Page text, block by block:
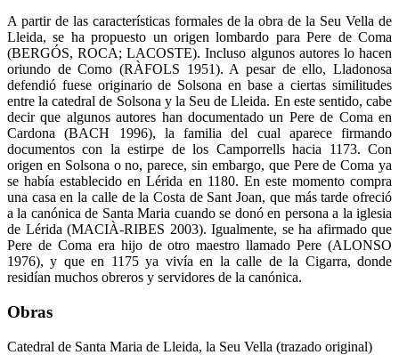
A partir de las características formales de la obra de la Seu Vella de
Lleida, se ha propuesto un origen lombardo para Pere de Coma
(BERGÓS, ROCA; LACOSTE). Incluso algunos autores lo hacen
oriundo de Como (RÀFOLS 1951). A pesar de ello, Lladonosa
defendió fuese originario de Solsona en base a ciertas similitudes
entre la catedral de Solsona y la Seu de Lleida. En este sentido, cabe
decir que algunos autores han documentado un Pere de Coma en
Cardona (BACH 1996), la familia del cual aparece firmando
documentos con la estirpe de los Camporrells hacia 1173. Con
origen en Solsona o no, parece, sin embargo, que Pere de Coma ya
se había establecido en Lérida en 1180. En este momento compra
una casa en la calle de la Costa de Sant Joan, que más tarde ofreció
a la canónica de Santa Maria cuando se donó en persona a la iglesia
de Lérida (MACIÀ-RIBES 2003). Igualmente, se ha afirmado que
Pere de Coma era hijo de otro maestro llamado Pere (ALONSO
1976), y que en 1175 ya vivía en la calle de la Cigarra, donde
residían muchos obreros y servidores de la canónica.
Obras
Catedral de Santa Maria de Lleida, la Seu Vella (trazado original)